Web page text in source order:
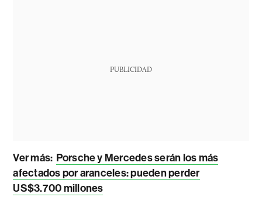
PUBLICIDAD
Ver más: Porsche y Mercedes serán los más
afectados por aranceles: pueden perder
US$3.700 millones